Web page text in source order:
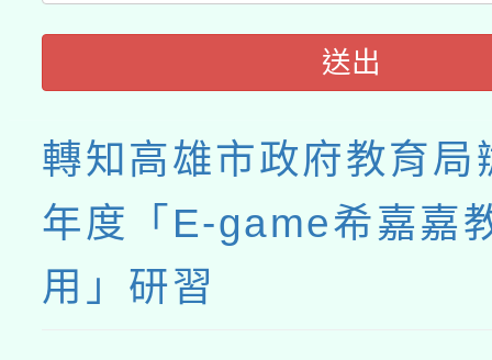
送出
轉知高雄市政府教育
年度「E-game希嘉嘉
用」研習